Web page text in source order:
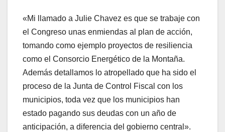
«Mi llamado a Julie Chavez es que se trabaje con
el Congreso unas enmiendas al plan de acción,
tomando como ejemplo proyectos de resiliencia
como el Consorcio Energético de la Montaña.
Además detallamos lo atropellado que ha sido el
proceso de la Junta de Control Fiscal con los
municipios, toda vez que los municipios han
estado pagando sus deudas con un año de
anticipación, a diferencia del gobierno central».